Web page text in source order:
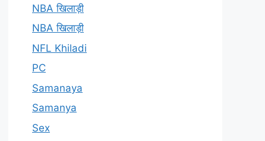
NBA खिलाड़ी
NBA खिलाड़ी
NFL Khiladi
PC
Samanaya
Samanya
Sex